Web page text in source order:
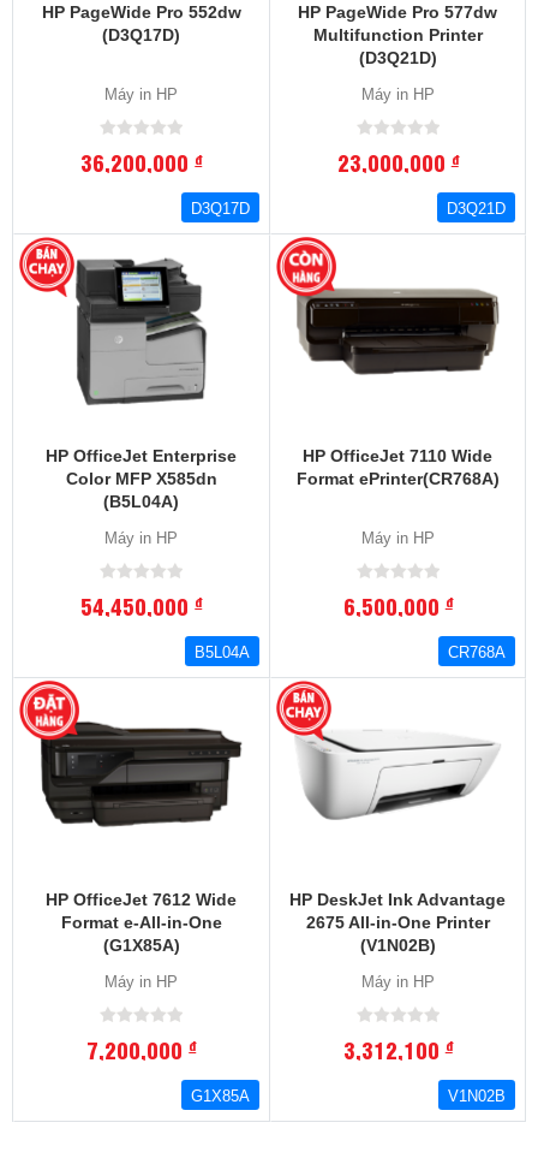
HP PageWide Pro 552dw
(D3Q17D)
Máy in HP
36,200,000đ
D3Q17D
HP PageWide Pro 577dw
Multifunction Printer
(D3Q21D)
Máy in HP
23,000,000đ
D3Q21D
HP OfficeJet Enterprise
Color MFP X585dn
(B5L04A)
Máy in HP
54,450,000đ
B5L04A
HP OfficeJet 7110 Wide
Format ePrinter(CR768A)
Máy in HP
6,500,000đ
CR768A
HP OfficeJet 7612 Wide
Format e-All-in-One
(G1X85A)
Máy in HP
7,200,000đ
G1X85A
HP DeskJet Ink Advantage
2675 All-in-One Printer
(V1N02B)
Máy in HP
3,312,100đ
V1N02B